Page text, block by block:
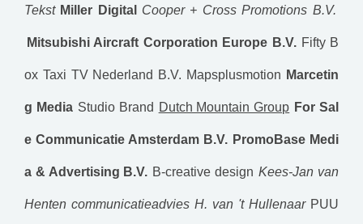
Tekst Miller Digital Cooper + Cross Promotions B.V.
Mitsubishi Aircraft Corporation Europe B.V. Fifty B
ox Taxi TV Nederland B.V. Mapsplusmotion Marcetin
g Media Studio Brand Dutch Mountain Group For Sal
e Communicatie Amsterdam B.V. PromoBase Medi
a & Advertising B.V. B-creative design Kees-Jan van
Henten communicatieadvies H. van 't Hullenaar PUU